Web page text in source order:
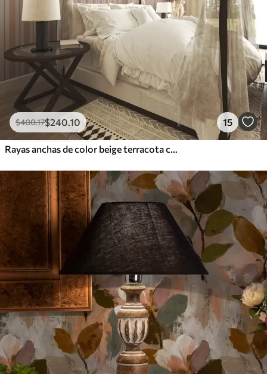
$400.17$240.10 15
Rayas anchas de color beige terracota con un acento grisáceo